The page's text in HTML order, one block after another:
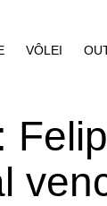
VÔLEI